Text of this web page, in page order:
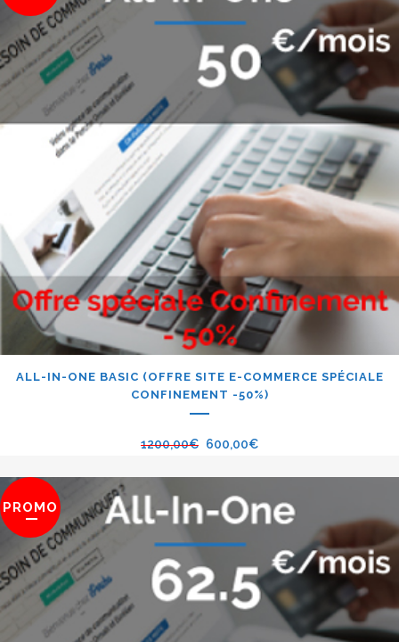
ALL-IN-ONE BASIC (OFFRE SITE E-COMMERCE SPÉCIALE
CONFINEMENT -50%)
1200,00€ 600,00€
PROMO